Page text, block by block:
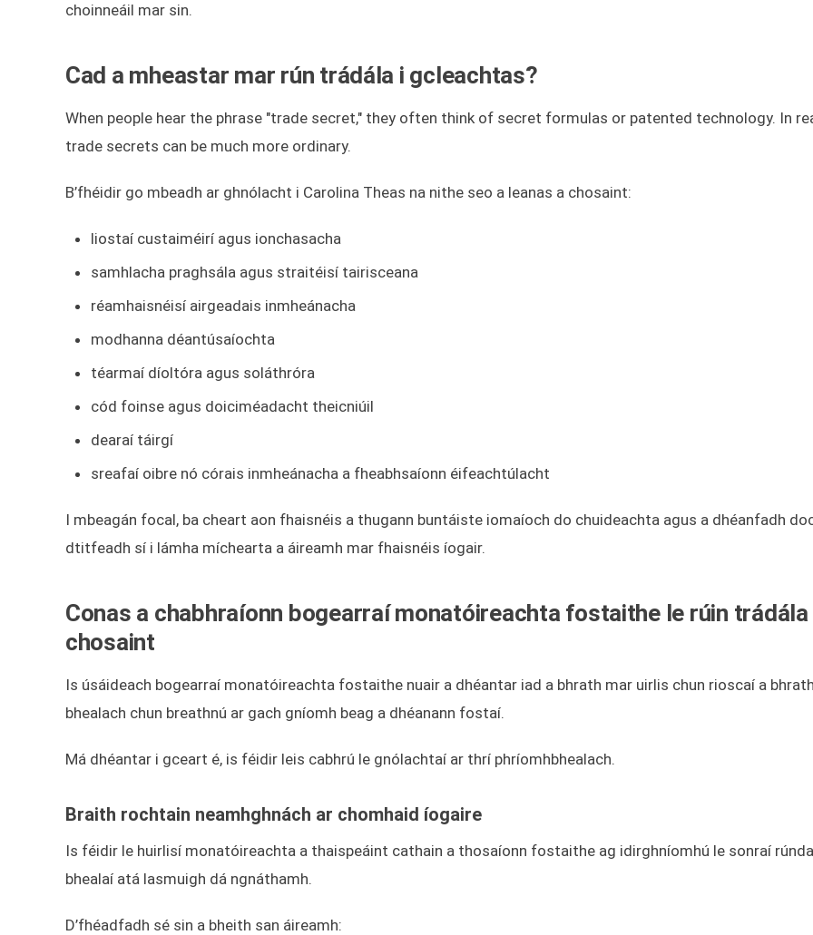
choinneáil mar sin.
Cad a mheastar mar rún trádála i gcleachtas?
When people hear the phrase "trade secret," they often think of secret formulas or patented technology. In
trade secrets can be much more ordinary.
B’fhéidir go mbeadh ar ghnólacht i Carolina Theas na nithe seo a leanas a chosaint:
liostaí custaiméirí agus ionchasacha
samhlacha praghsála agus straitéisí tairisceana
réamhaisnéisí airgeadais inmheánacha
modhanna déantúsaíochta
téarmaí díoltóra agus soláthróra
cód foinse agus doiciméadacht theicniúil
dearaí táirgí
sreafaí oibre nó córais inmheánacha a fheabhsaíonn éifeachtúlacht
I mbeagán focal, ba cheart aon fhaisnéis a thugann buntáiste iomaíoch do chuideachta agus a dhéanfadh
dtitfeadh sí i lámha míchearta a áireamh mar fhaisnéis íogair.
Conas a chabhraíonn bogearraí monatóireachta fostaithe le rúin trádála
chosaint
Is úsáideach bogearraí monatóireachta fostaithe nuair a dhéantar iad a bhrath mar uirlis chun rioscaí a
bhealach chun breathnú ar gach gníomh beag a dhéanann fostaí.
Má dhéantar i gceart é, is féidir leis cabhrú le gnólachtaí ar thrí phríomhbhealach.
Braith rochtain neamhghnách ar chomhaid íogaire
Is féidir le huirlisí monatóireachta a thaispeáint cathain a thosaíonn fostaithe ag idirghníomhú le sonraí
bhealaí atá lasmuigh dá ngnáthamh.
D’fhéadfadh sé sin a bheith san áireamh: